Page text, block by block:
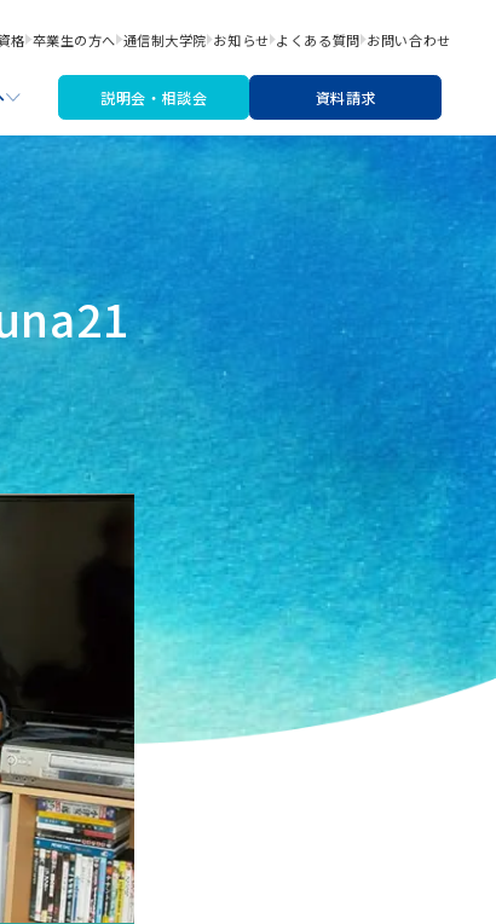
格 卒業生の方へ 通信制大学院 お知らせ よくある質問 お問い合わせ
ト
文芸コース
アートライティングコース
※2026年4月より募集停止
環境デザイン学科
建築デザインコース
ランドスケープデザインコース
空間演出デザインコース
費
った入学検討ステップ
説明会・相談会 資料請求